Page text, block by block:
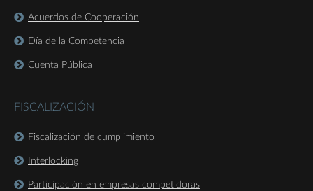
Acuerdos de Cooperación
Día de la Competencia
Cuenta Pública
FISCALIZACIÓN
Fiscalización de cumplimiento
Interlocking
Participación en empresas competidoras